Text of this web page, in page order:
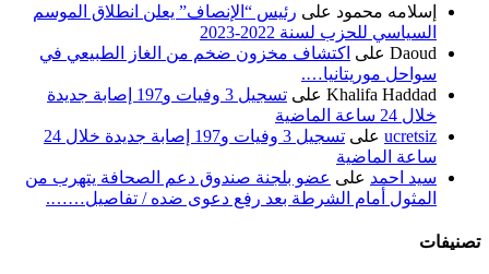
إسلامه محمود على رئيس “الإنصاف” يعلن انطلاق الموسم
السياسي للحزب لسنة 2022-2023
Daoud على اكتشاف مخزون ضخم من الغاز الطبيعي في
سواحل موريتانيا….
Khalifa Haddad على
تسجيل 3 وفيات و197 إصابة جديدة
خلال 24 ساعة الماضية
ucretsiz على
تسجيل 3 وفيات و197 إصابة جديدة خلال 24
ساعة الماضية
سيد احمد على عضو بلجنة صندوق دعم الصحافة يتهرب من
المثول أمام الشرطة بعد رفع دعوى ضده / تفاصيل…….
تصنيفات